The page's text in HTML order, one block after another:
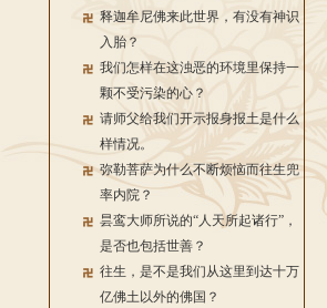
释迦牟尼佛来此世界，有没有神识
入胎？
我们怎样在这浊恶的环境里保持一
颗不受污染的心？
请师父给我们开示报身报土是什么
样情况。
弥勒菩萨为什么不断烦恼而往生兜
率内院？
昙鸾大师所说的“人天所起诸行”，
是否也包括世善？
往生，是不是我们从这里到达十万
亿佛土以外的佛国？